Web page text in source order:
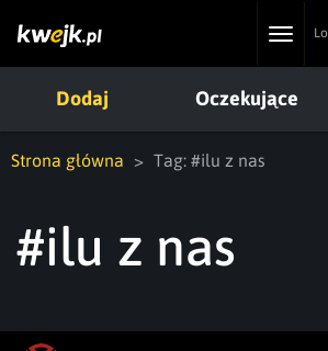
Toggle
Dodaj Oczekujące
Strona główna Tag: #ilu z nas
#ilu z nas